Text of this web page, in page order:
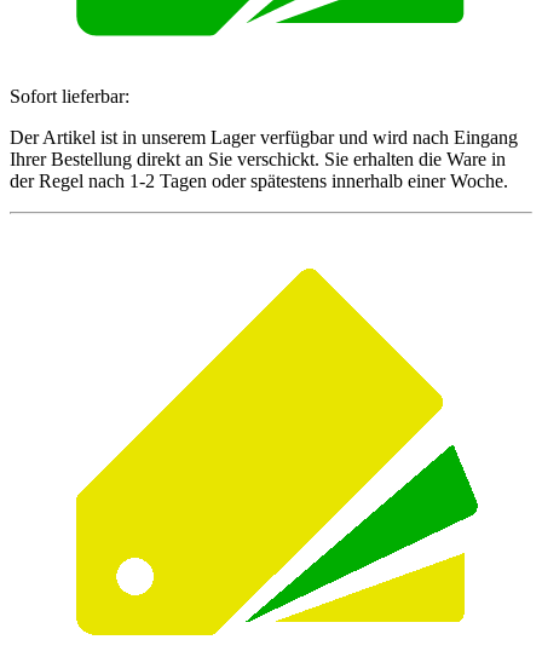
Sofort lieferbar:
Der Artikel ist in unserem Lager verfügbar und wird nach Eingang
Ihrer Bestellung direkt an Sie verschickt. Sie erhalten die Ware in
der Regel nach 1-2 Tagen oder spätestens innerhalb einer Woche.